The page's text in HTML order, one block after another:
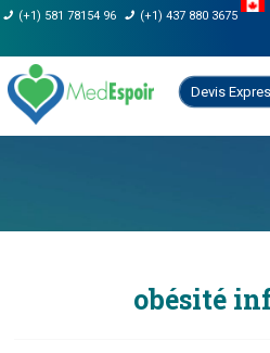
Skip
content
(+1) 581 78154 96 (+1) 437 880 3675
Devis
obésité